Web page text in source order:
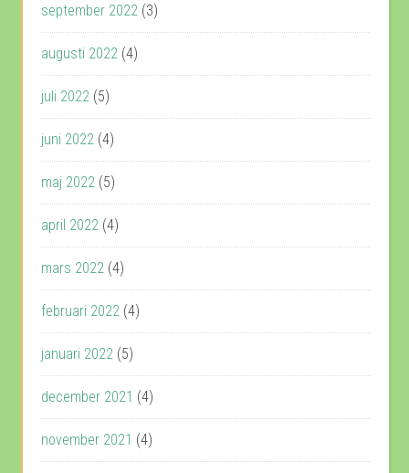
september 2022 (3)
augusti 2022 (4)
juli 2022 (5)
juni 2022 (4)
maj 2022 (5)
april 2022 (4)
mars 2022 (4)
februari 2022 (4)
januari 2022 (5)
december 2021 (4)
november 2021 (4)